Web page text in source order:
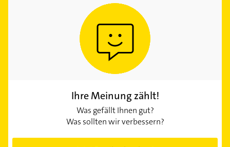
Ihre Meinung zählt!
Was gefällt Ihnen gut?
Was sollten wir verbessern?